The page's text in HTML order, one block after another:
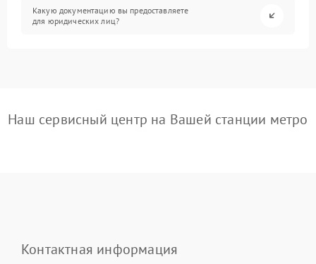
Какую документацию вы предоставляете
для юридических лиц?
Наш сервисный центр на Вашей станции метро
Контактная информация